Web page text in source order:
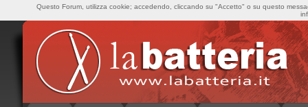
Questo Forum, utilizza cookie; accedendo, cliccando su "Accetto" o su questo